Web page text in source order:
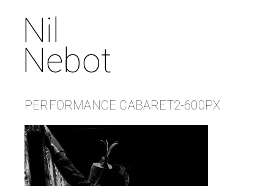
Nil
Nebot
PERFORMANCE CABARET2-600PX